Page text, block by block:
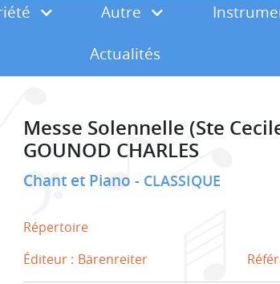
Autre
Actualités
Messe Solennelle (Ste
GOUNOD CHARLES
Chant et Piano CLASSIQUE
Répertoire
Éditeur : Bärenreiter